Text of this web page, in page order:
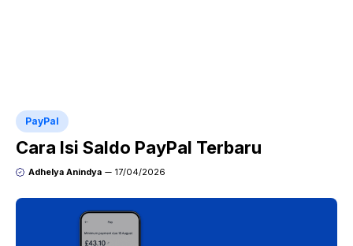
PayPal
Cara Isi Saldo PayPal Terbaru
Adhelya Anindya 17/04/2026